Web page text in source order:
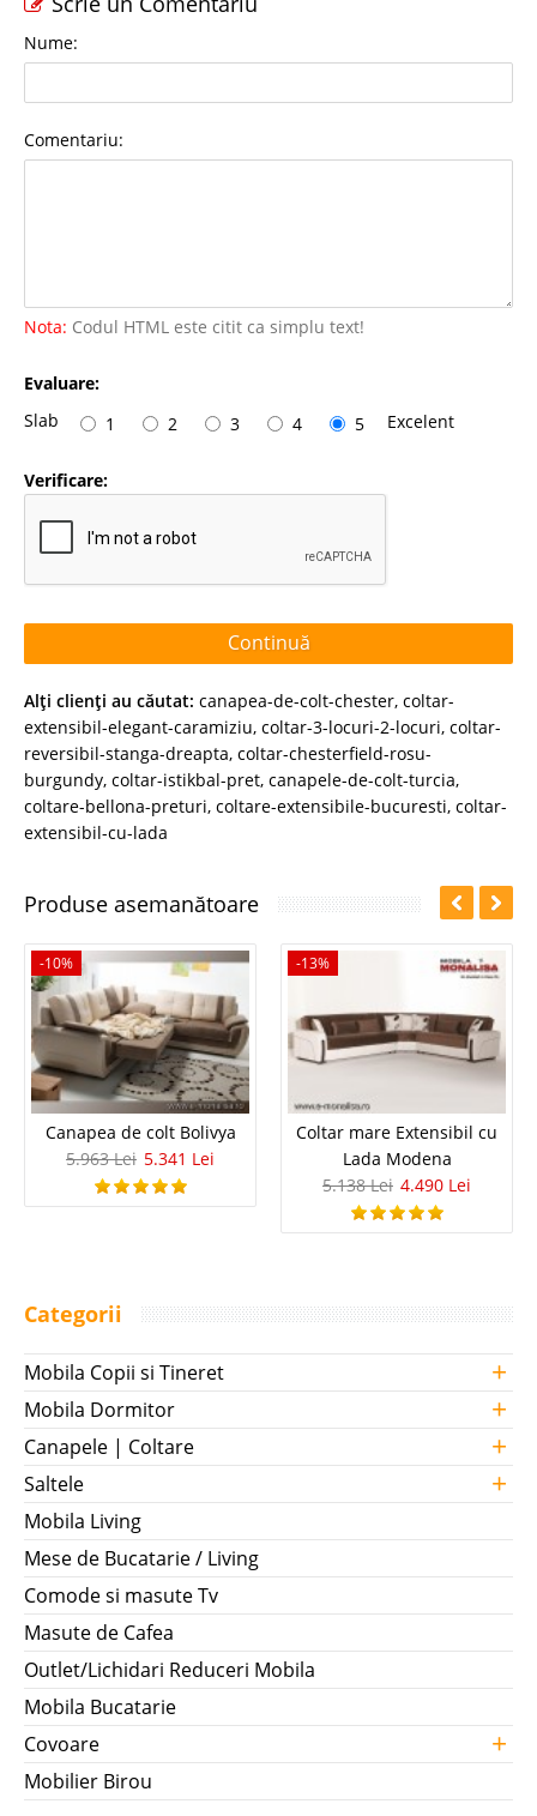
Nume:
Comentariu:
Nota: Codul HTML este citit ca simplu text!
Evaluare:
Slab
1 2 3 4 5 Excelent
Verificare:
Continuă
Alţi clienţi au căutat: canapea-de-colt-chester, coltar-
extensibil-elegant-caramiziu, coltar-3-locuri-2-locuri, coltar-
reversibil-stanga-dreapta, coltar-chesterfield-rosu-
burgundy, coltar-istikbal-pret, canapele-de-colt-turcia,
coltare-bellona-preturi, coltare-extensibile-bucuresti, coltar-
extensibil-cu-lada
Produse asemanătoare
-10%
Canapea de colt Bolivya
5.963 Lei 5.341 Lei
-13%
Coltar mare Extensibil cu
Lada Modena
5.138 Lei 4.490 Lei
Categorii
Mobila Copii si Tineret +
Mobila Dormitor +
Canapele | Coltare +
Saltele +
Mobila Living
Mese de Bucatarie / Living
Comode si masute Tv
Masute de Cafea
Outlet/Lichidari Reduceri Mobila
Mobila Bucatarie
Covoare
+
Mobilier Birou